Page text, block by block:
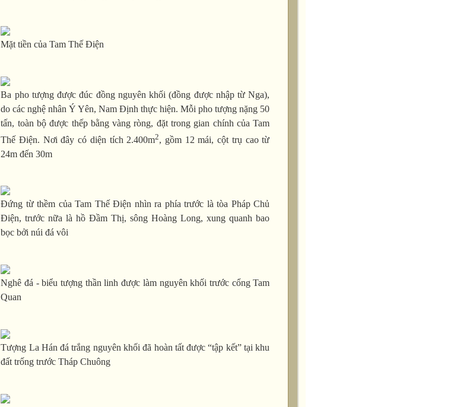
Mặt tiền của Tam Thế Điện
Ba pho tượng được đúc đồng nguyên khối (đồng được nhập từ Nga),
do các nghệ nhân Ý Yên, Nam Định thực hiện. Mỗi pho tượng nặng 50
tấn, toàn bộ được thếp bằng vàng ròng, đặt trong gian chính của Tam
Thế Điện. Nơi đây có diện tích 2.400m2, gồm 12 mái, cột trụ cao từ
24m đến 30m
Đứng từ thềm của Tam Thế Điện nhìn ra phía trước là tòa Pháp Chủ
Điện, trước nữa là hồ Đầm Thị, sông Hoàng Long, xung quanh bao
bọc bởi núi đá vôi
Nghê đá - biểu tượng thần linh được làm nguyên khối trước cổng Tam
Quan
Tượng La Hán đá trắng nguyên khối đã hoàn tất được “tập kết” tại khu
đất trống trước Tháp Chuông